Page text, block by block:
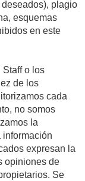
plagio
esquemas
en este
Staff o los
de los
cada
no somos
la
expresan la
opiniones de
Se